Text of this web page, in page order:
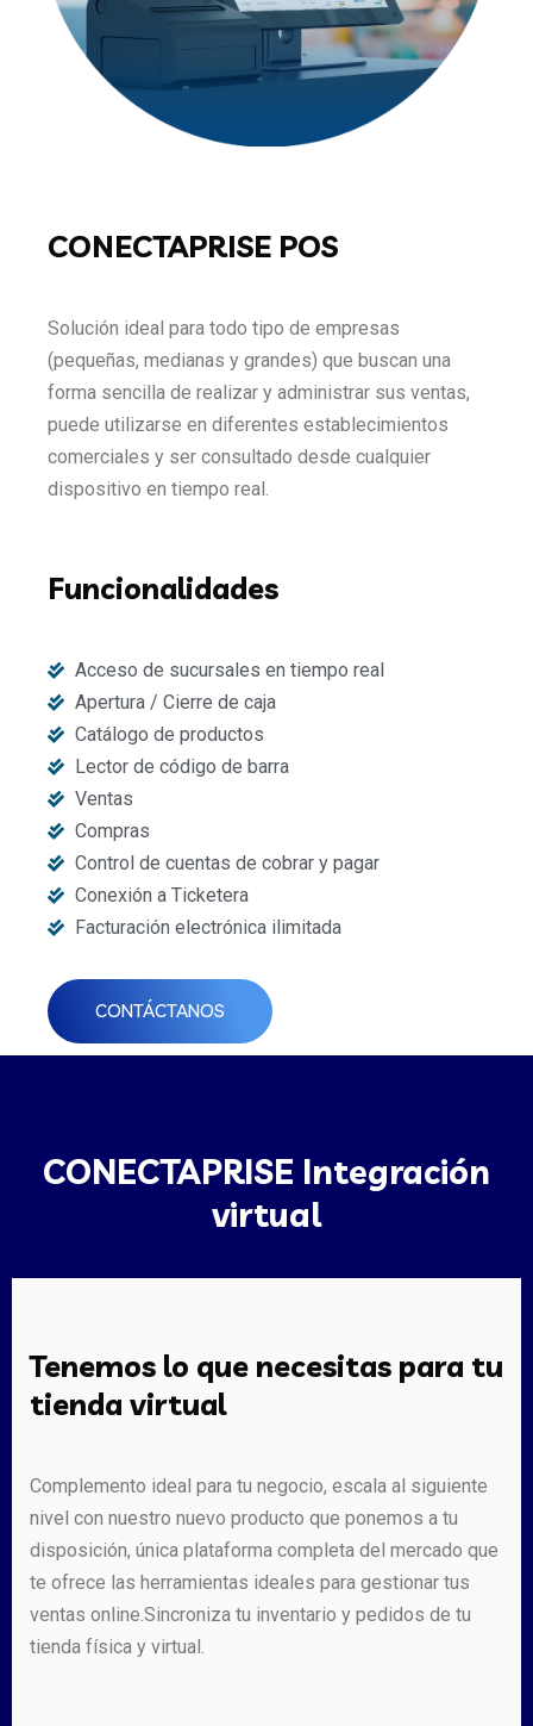
CONECTAPRISE POS
Solución ideal para todo tipo de empresas
(pequeñas, medianas y grandes) que buscan una
forma sencilla de realizar y administrar sus ventas,
puede utilizarse en diferentes establecimientos
comerciales y ser consultado desde cualquier
dispositivo en tiempo real.
Funcionalidades
Acceso de sucursales en tiempo real
Apertura / Cierre de caja
Catálogo de productos
Lector de código de barra
Ventas
Compras
Control de cuentas de cobrar y pagar
Conexión a Ticketera
Facturación electrónica ilimitada
CONTÁCTANOS
CONECTAPRISE Integración
virtual
Tenemos lo que necesitas para tu
tienda virtual
Complemento ideal para tu negocio, escala al siguiente
nivel con nuestro nuevo producto que ponemos a tu
disposición, única plataforma completa del mercado que
te ofrece las herramientas ideales para gestionar tus
ventas online.Sincroniza tu inventario y pedidos de tu
tienda física y virtual.